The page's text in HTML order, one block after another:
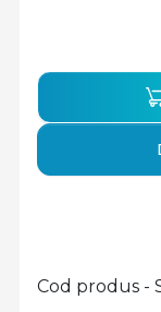
Cod produs -